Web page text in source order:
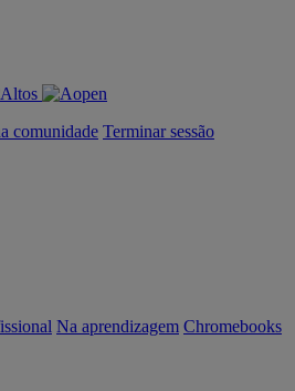
comunidade Terminar sessão
Na aprendizagem Chromebooks